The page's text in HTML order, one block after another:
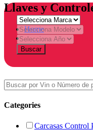
Llaves y
Home
Products tagged
Buscar
Categories
Carcasas Control